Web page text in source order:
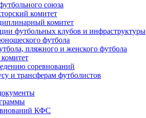
союза
комитет
комитет
футбольных клубов и инфраструктуры
футбола
пляжного и женского футбола
соревнований
и трансферам футболистов
КФС